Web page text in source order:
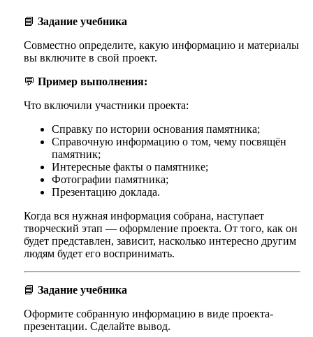
📘 Задание учебника
Совместно определите, какую информацию и материалы
вы включите в свой проект.
💬 Пример выполнения:
Что включили участники проекта:
Справку по истории основания памятника;
Справочную информацию о том, чему посвящён
памятник;
Интересные факты о памятнике;
Фотографии памятника;
Презентацию доклада.
Когда вся нужная информация собрана, наступает
творческий этап — оформление проекта. От того, как он
будет представлен, зависит, насколько интересно другим
людям будет его воспринимать.
📘 Задание учебника
Оформите собранную информацию в виде проекта-
презентации. Сделайте вывод.